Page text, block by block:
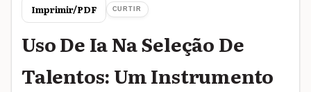
Imprimir/PDF CURTIR
Uso De Ia Na Seleção De
Talentos: Um Instrumento